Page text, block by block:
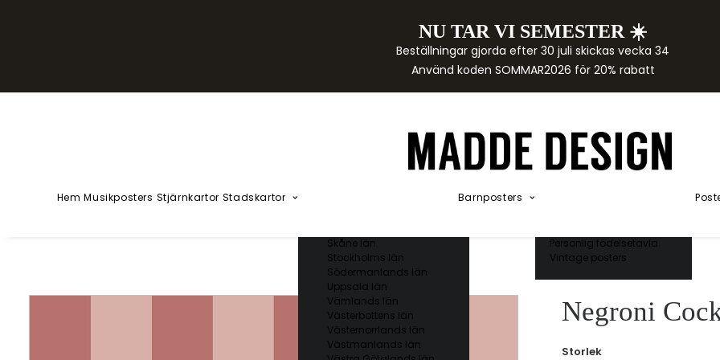
NU TAR VI SEMESTER ☀️
Beställningar gjorda efter 30 juli skickas vecka 34
Använd koden SOMMAR2026 för 20% rabatt
Hem Musikposters Stjärnkartor Stadskartor
Skåne län
Stockholms län
Södermanlands län
Uppsala län
Vämlands län
Västerbottens län
Västernorrlands län
Västmanlands län
Barnposters
Akvarellposters
Personlig födelsetavla
Vintage posters
Negroni
Storlek